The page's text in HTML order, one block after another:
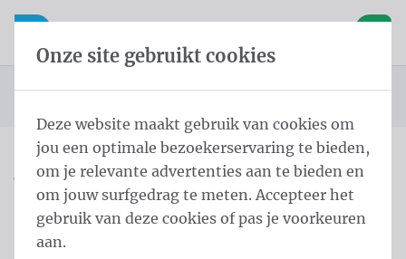
Inhoud overslaan
Taalkeuze overslaan
Open mobiele navigatie
Startpagina
Producten
Vlaggen
Officiële vlaggen
Landenvlaggen
Landenvlaggen Afrika Vlag Zambia
Vlag Zambia
Productinformatie
Onze site gebruikt cookies
Deze website maakt gebruik van cookies om
jou een optimale bezoekerservaring te bieden,
om je relevante advertenties aan te bieden en
om jouw surfgedrag te meten. Accepteer het
gebruik van deze cookies of pas je voorkeuren
aan.